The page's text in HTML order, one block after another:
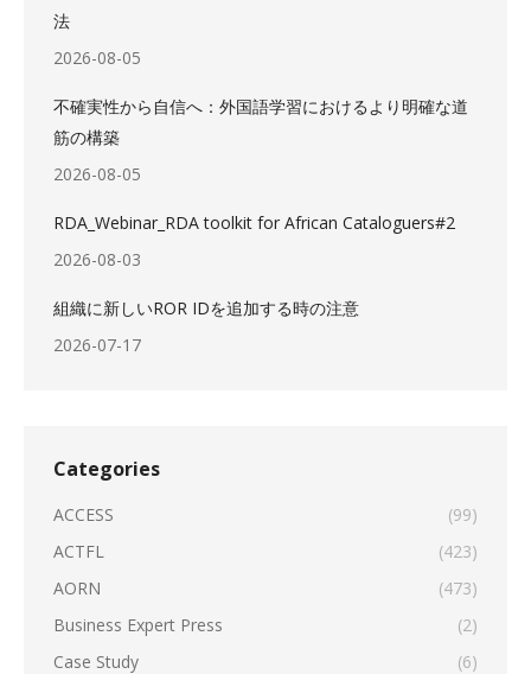
法
2026-08-05
不確実性から自信へ：外国語学習におけるより明確な道
筋の構築
2026-08-05
RDA_Webinar_RDA toolkit for African Cataloguers#2
2026-08-03
組織に新しいROR IDを追加する時の注意
2026-07-17
Categories
ACCESS
(99)
ACTFL
(423)
AORN
(473)
Business Expert Press
(2)
Case Study
(6)